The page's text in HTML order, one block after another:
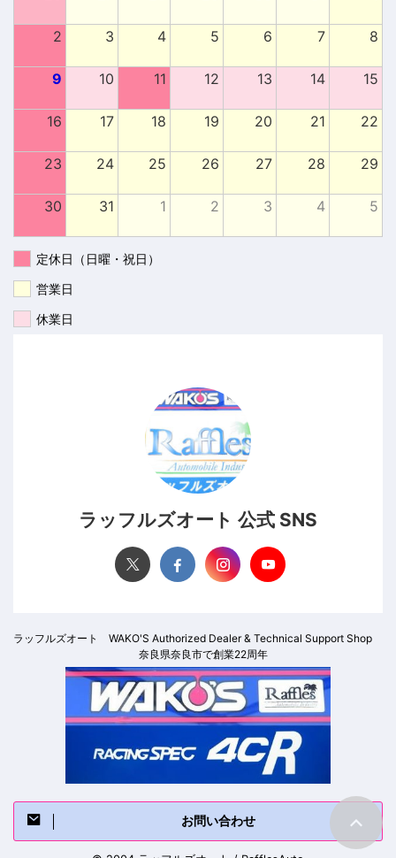
2 3 4 5 6 7 8
9 10 11 12 13 14 15
16 17 18 19 20 21 22
23 24 25 26 27 28 29
30 31 1 2 3 4 5
定休日（日曜・祝日）
営業日
休業日
ラッフルズオート 公式 SNS
ラッフルズオート WAKO'S Authorized Dealer & Technical Support Shop
奈良県奈良市で創業22周年
お問い合わせ